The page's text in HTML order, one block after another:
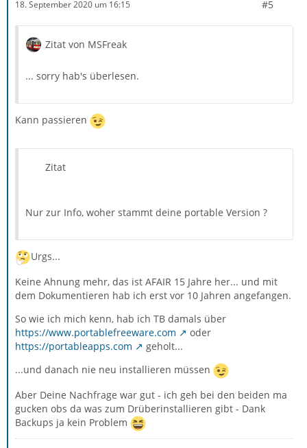
18. September 2020 um 16:15 #5
Zitat von MSFreak
... sorry hab's überlesen.
Kann passieren
Zitat
Nur zur Info, woher stammt deine portable Version ?
Urgs...
Keine Ahnung mehr, das ist AFAIR 15 Jahre her... und mit
dem Dokumentieren hab ich erst vor 10 Jahren angefangen.
So wie ich mich kenn, hab ich TB damals über
https://www.portablefreeware.com
oder
https://portableapps.com
geholt...
...und danach nie neu installieren müssen
Aber Deine Nachfrage war gut - ich geh bei den beiden ma
gucken obs da was zum Drüberinstallieren gibt - Dank
Backups ja kein Problem